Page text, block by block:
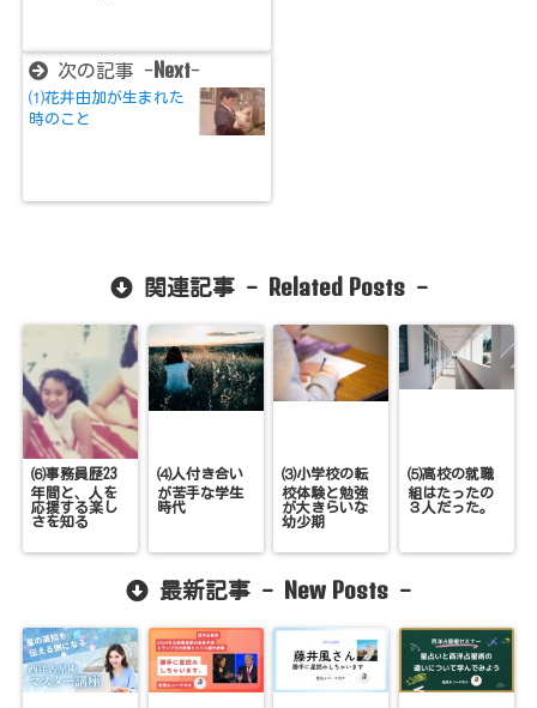
次の記事 -Next-
⑴花井由加が生まれた
時のこと
関連記事 - Related Posts-
⑹事務員歴23
年間と、人を
応援する楽し
さを知る
⑷人付き合い
が苦手な学生
時代
⑶小学校の転
校体験と勉強
が大きらいな
幼少期
⑸高校の就職
組はたったの
３人だった。
最新記事 - New Posts -